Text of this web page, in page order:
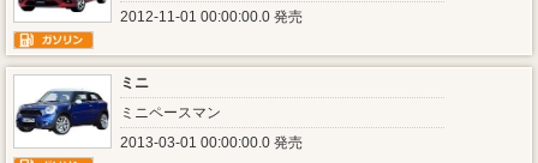
2012-11-01 00:00:00.0 発売
ミニ
ミニペースマン
2013-03-01 00:00:00.0 発売